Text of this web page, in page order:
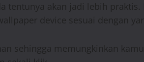
tentunya akan jadi lebih
device sesuai dengan
sehingga memungkinkan